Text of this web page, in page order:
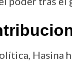
Hasina